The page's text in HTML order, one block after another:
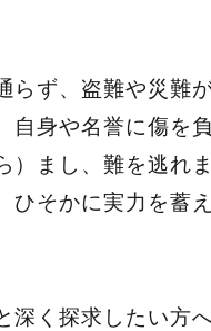
らず、盗難や災難
自身や名誉に傷を
）まし、難を逃れ
ひそかに実力を蓄
深く探求したい方